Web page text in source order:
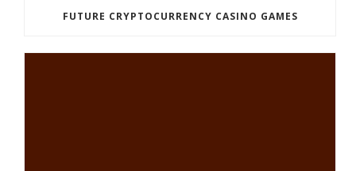
FUTURE CRYPTOCURRENCY CASINO GAMES